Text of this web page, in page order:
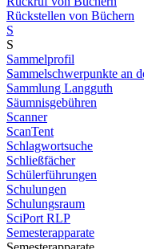
Rückstellen von Büchern
S
S
Sammelprofil
Sammelschwerpunkte an
Sammlung Langguth
Säumnisgebühren
Scanner
ScanTent
Schlagwortsuche
Schließfächer
Schülerführungen
Schulungen
Schulungsraum
SciPort RLP
Semesterapparate